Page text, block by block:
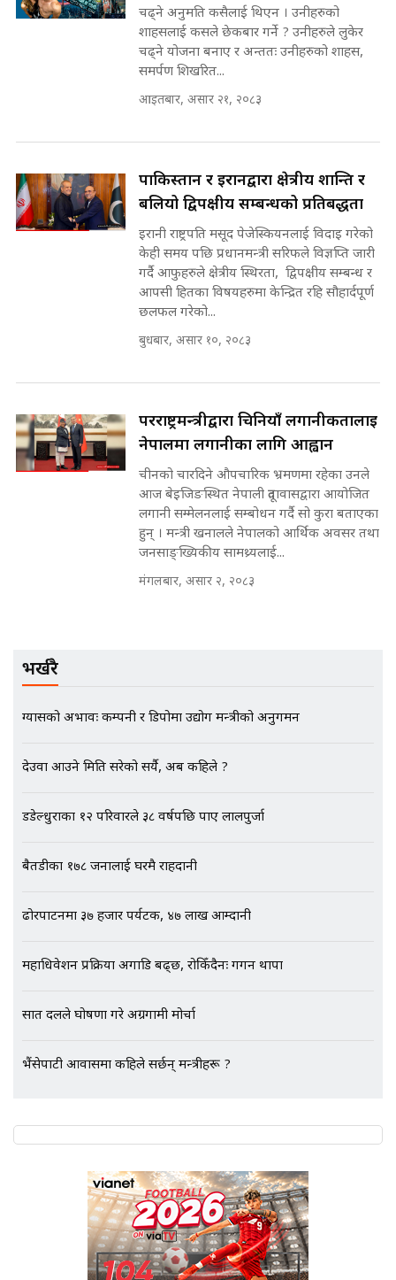
कहिले बन्ला चक्रपथ ? विस्तार कार्यमा
किन भइरहेछ ढिलाइ ?The Ring Road
SIDHAKURA |
गुरुङ, भक्कानिए सांसदहरू ||
SIDHAKURA ||
SIDHAKURA ||
प्रधानमन्त्री ? || SIDHAKURA ||
||
मन्त्री र पूर्व मन्त्रीको ७८ लाख घुस डिलको
SIDHAKURA |
मन्त्री राजकुमारलाई घुस दिने विचौलीया
पूर्व मन्त्री रञ्जिता || SIDHAKURA
मन्त्रीले घुस डिल गरेको अडियो ! दुई झोला
नोट मन्त्रीलाई घुस | SIDHAKURA |
SIDHAKURA INVESTIGATION |
मृतकका परिवारप्रति मेडिकल काउन्सीलको
बदनियत ! न्याय खोज्दै भौतारिदै सुवास
|| THE REPORTER ||
भिजिट भिसामा गृह मन्त्रालयकै सेटिङः१
Followup: CCTV Footage Lost |
चढ्ने अनुमति कसैलाई थिएन । उनीहरुको
शाहसलाई कसले छेकबार गर्ने ? उनीहरुले लुकेर
चढ्ने योजना बनाए र अन्ततः उनीहरुको शाहस,
समर्पण शिखरित...
आइतबार, असार २१, २०८३
पाकिस्तान र इरानद्वारा क्षेत्रीय शान्ति र
बलियो द्विपक्षीय सम्बन्धको प्रतिबद्धता
इरानी राष्ट्रपति मसूद पेजेस्कियनलाई विदाइ गरेको
केही समय पछि प्रधानमन्त्री सरिफले विज्ञप्ति जारी
गर्दै आफुहरुले क्षेत्रीय स्थिरता, द्विपक्षीय सम्बन्ध र
आपसी हितका विषयहरुमा केन्द्रित रहि सौहार्दपूर्ण
छलफल गरेको...
बुधबार, असार १०, २०८३
परराष्ट्रमन्त्रीद्वारा चिनियाँ लगानीकर्तालाई
नेपालमा लगानीका लागि आह्वान
चीनको चारदिने औपचारिक भ्रमणमा रहेका उनले
आज बेइजिङस्थित नेपाली दूतावासद्वारा आयोजित
लगानी सम्मेलनलाई सम्बोधन गर्दै सो कुरा बताएका
हुन् । मन्त्री खनालले नेपालको आर्थिक अवसर तथा
जनसाङ्ख्यिकीय सामथ्र्यलाई...
मंगलबार, असार २, २०८३
भर्खरै
ग्यासको अभावः कम्पनी र डिपोमा उद्योग मन्त्रीको अनुगमन
देउवा आउने मिति सरेको सर्यै, अब कहिले ?
डडेल्धुराका १२ परिवारले ३८ वर्षपछि पाए लालपुर्जा
बैतडीका १७८ जनालाई घरमै राहदानी
ढोरपाटनमा ३७ हजार पर्यटक, ४७ लाख आम्दानी
महाधिवेशन प्रक्रिया अगाडि बढ्छ, रोकिँदैनः गगन थापा
सात दलले घोषणा गरे अग्रगामी मोर्चा
भैंसेपाटी आवासमा कहिले सर्छन् मन्त्रीहरू ?